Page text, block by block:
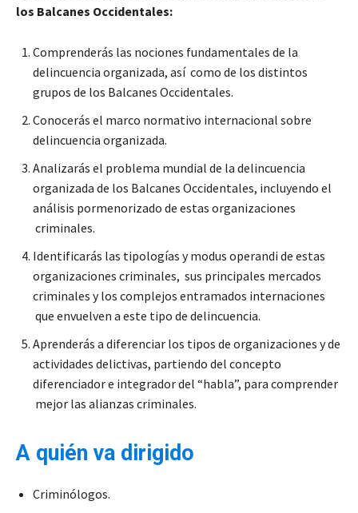
los Balcanes Occidentales:
Comprenderás las nociones fundamentales de la
delincuencia organizada, así como de los distintos
grupos de los Balcanes Occidentales.
Conocerás el marco normativo internacional sobre
delincuencia organizada.
Analizarás el problema mundial de la delincuencia
organizada de los Balcanes Occidentales, incluyendo el
análisis pormenorizado de estas organizaciones
criminales.
Identificarás las tipologías y modus operandi de estas
organizaciones criminales, sus principales mercados
criminales y los complejos entramados internaciones
que envuelven a este tipo de delincuencia.
Aprenderás a diferenciar los tipos de organizaciones y de
actividades delictivas, partiendo del concepto
diferenciador e integrador del “habla”, para comprender
mejor las alianzas criminales.
A quién va dirigido
Criminólogos.